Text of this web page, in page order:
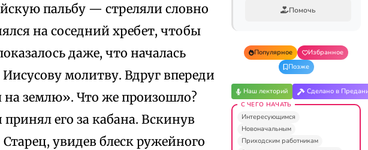
пальбу — стреляли словно
на соседний хребет, чтобы
даже, что началась
молитву. Вдруг впереди
землю». Что же произошло?
его за кабана. Вскинув
увидев блеск ружейного
Помочь
Популярное
Избранное
Позже
Наш лекторий Сделано в
С ЧЕГО НАЧАТЬ
Интересующимся
Новоначальным
Приходским работникам